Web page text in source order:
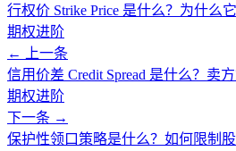
行权价 Strike Price 是什么？为什么
期权进阶
← 上一条
信用价差 Credit Spread 是什么？卖
期权进阶
下一条 →
保护性领口策略是什么？如何限制